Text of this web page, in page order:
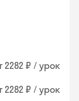
2282 ₽ / урок
2282 ₽ / урок